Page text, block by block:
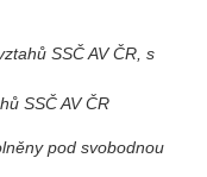
SSČ AV ČR, s
SSČ AV ČR
pod svobodnou